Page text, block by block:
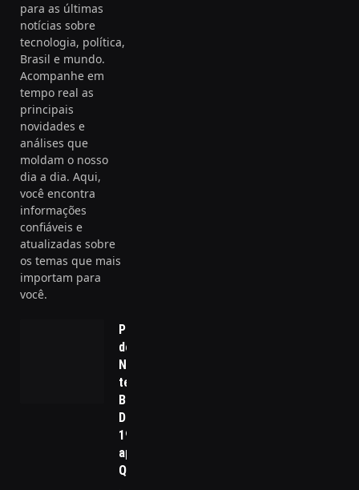
para as últimas
notícias sobre
tecnologia, política,
Brasil e mundo.
Acompanhe em
tempo real as
principais
novidades e
análises que
moldam o nosso
dia a dia. Aqui,
você encontra
informações
confiáveis e
atualizadas sobre
os temas que mais
importam para
você.
Prefeitura
de SP:
Nunes
tem 20%;
Boulos e
Datena,
19%,
aponta
Quaest